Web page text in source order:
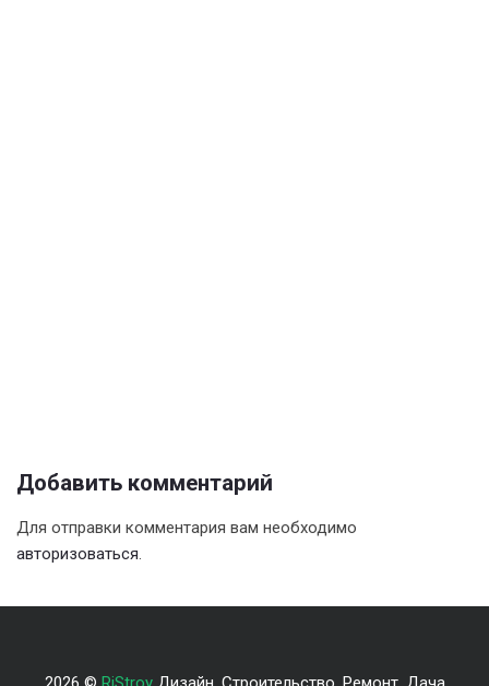
Добавить комментарий
Для отправки комментария вам необходимо
авторизоваться.